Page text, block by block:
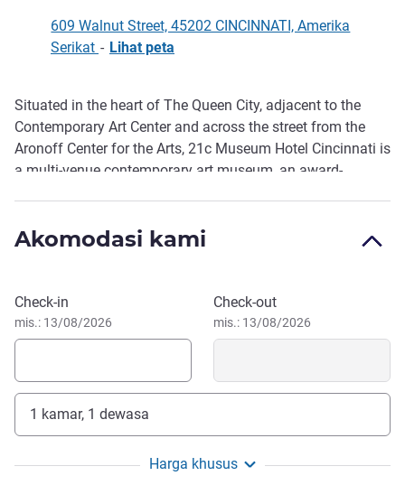
609 Walnut Street, 45202 CINCINNATI, Amerika
Serikat - Lihat peta
Deskripsi
Situated in the heart of The Queen City, adjacent to the
Contemporary Art Center and across the street from the
Aronoff Center for the Arts, 21c Museum Hotel Cincinnati is
a multi-venue contemporary art museum, an award-
Akomodasi kami
Pesan hotel ini
Check-in
mis.: 13/08/2026
Check-out
mis.: 13/08/2026
1 kamar, 1 dewasa
Harga khusus